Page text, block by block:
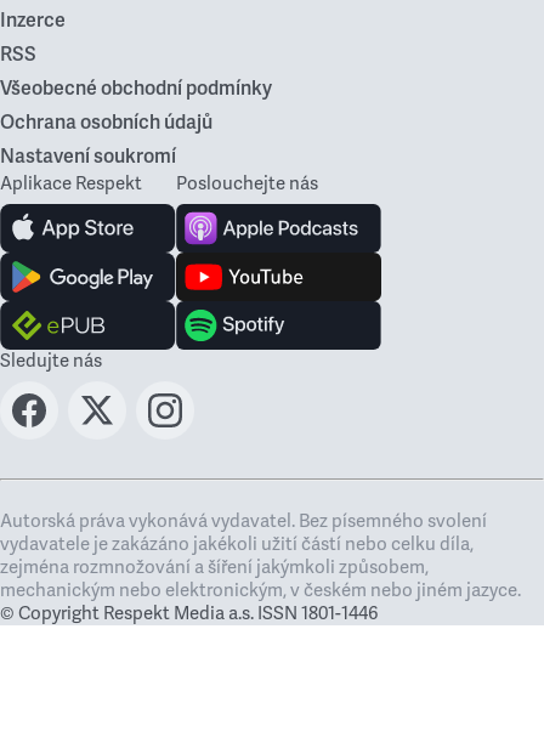
Inzerce
RSS
Všeobecné obchodní podmínky
Ochrana osobních údajů
Nastavení soukromí
Aplikace Respekt Poslouchejte nás
Sledujte nás
Autorská práva vykonává vydavatel. Bez písemného svolení
vydavatele je zakázáno jakékoli užití částí nebo celku díla,
zejména rozmnožování a šíření jakýmkoli způsobem,
mechanickým nebo elektronickým, v českém nebo jiném jazyce.
© Copyright Respekt Media a.s. ISSN 1801-1446